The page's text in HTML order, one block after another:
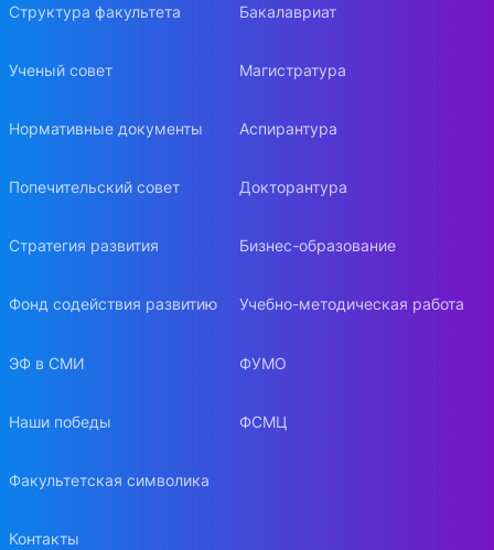
Структура факультета
Ученый совет
Нормативные документы
Попечительский совет
Стратегия развития
Фонд содействия развитию
ЭФ в СМИ
Наши победы
Факультетская символика
Контакты
Бакалавриат
Магистратура
Аспирантура
Докторантура
Бизнес-образование
Учебно-методическая работа
ФУМО
ФСМЦ